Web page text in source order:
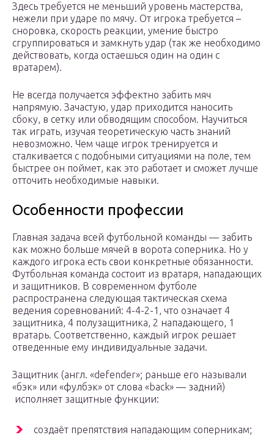
Здесь требуется не меньший уровень мастерства,
нежели при ударе по мячу. От игрока требуется –
сноровка, скорость реакции, умение быстро
сгруппироваться и замкнуть удар (так же необходимо
действовать, когда остаешься один на один с
вратарем).
Не всегда получается эффектно забить мяч
напрямую. Зачастую, удар приходится наносить
сбоку, в сетку или обводящим способом. Научиться
так играть, изучая теоретическую часть знаний
невозможно. Чем чаще игрок тренируется и
сталкивается с подобными ситуациями на поле, тем
быстрее он поймет, как это работает и сможет лучше
отточить необходимые навыки.
Особенности профессии
Главная задача всей футбольной команды — забить
как можно больше мячей в ворота соперника. Но у
каждого игрока есть свои конкретные обязанности.
Футбольная команда состоит из вратаря, нападающих
и защитников. В современном футболе
распространена следующая тактическая схема
ведения соревнований: 4-4-2-1, что означает 4
защитника, 4 полузащитника, 2 нападающего, 1
вратарь. Соответственно, каждый игрок решает
отведенные ему индивидуальные задачи.
Защитник (англ. «defender»; раньше его называли
«бэк» или «фулбэк» от слова «back» — задний)
исполняет защитные функции:
создаёт препятствия нападающим соперникам;